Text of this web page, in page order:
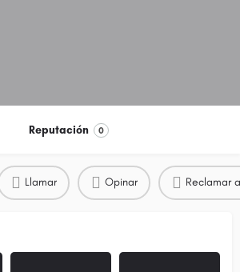
Reputación 0
Llamar Opinar Reclamar